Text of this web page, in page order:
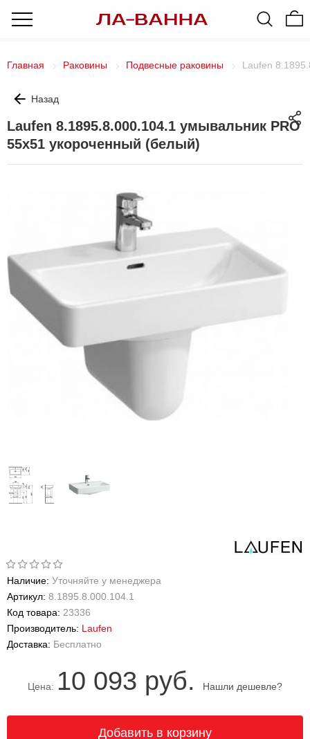
Главная Раковины Подвесные раковины Laufen
Назад
Laufen 8.1895.8.000.104.1 умывальник PRO
55х51 укороченный (белый)
Наличие: Уточняйте у менеджера
Артикул: 8.1895.8.000.104.1
Код товара: 23336
Производитель: Laufen
Доставка: Бесплатно
Цена: 10 093 руб. Нашли дешевле?